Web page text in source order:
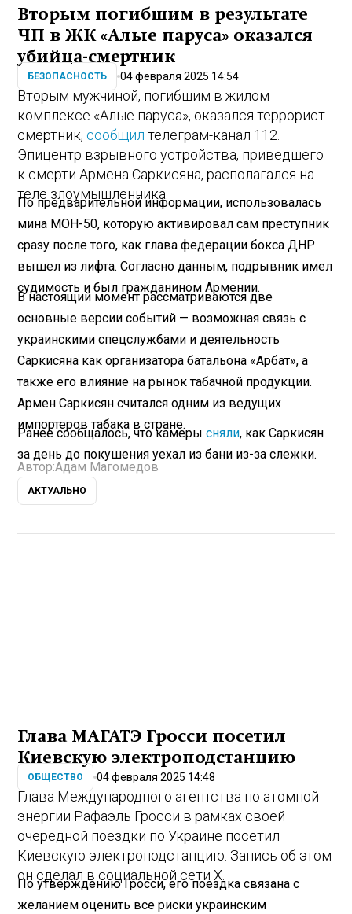
Вторым погибшим в результате
ЧП в ЖК «Алые паруса» оказался
убийца-смертник
БЕЗОПАСНОСТЬ 04 февраля 2025 14:54
Вторым мужчиной, погибшим в жилом
комплексе «Алые паруса», оказался террорист-
смертник, сообщил телеграм-канал 112.
Эпицентр взрывного устройства, приведшего
к смерти Армена Саркисяна, располагался на
теле злоумышленника.
По предварительной информации, использовалась
мина МОН-50, которую активировал сам преступник
сразу после того, как глава федерации бокса ДНР
вышел из лифта. Согласно данным, подрывник имел
судимость и был гражданином Армении.
В настоящий момент рассматриваются две
основные версии событий — возможная связь с
украинскими спецслужбами и деятельность
Саркисяна как организатора батальона «Арбат», а
также его влияние на рынок табачной продукции.
Армен Саркисян считался одним из ведущих
импортеров табака в стране.
Ранее сообщалось, что камерысняли, как Саркисян
за день до покушения уехал из бани из-за слежки.
Автор:Адам Магомедов
АКТУАЛЬНО
Глава МАГАТЭ Гросси посетил
Киевскую электроподстанцию
ОБЩЕСТВО 04 февраля 2025 14:48
Глава Международного агентства по атомной
энергии Рафаэль Гросси в рамках своей
очередной поездки по Украине посетил
Киевскую электроподстанцию. Запись об этом
он сделал в социальной сети Х.
По утверждению Гросси, его поездка связана с
желанием оценить все риски украинским